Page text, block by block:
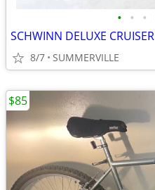
• • •
SCHWINN DELUXE CRUISER
8/7 SUMMERVILLE
$85